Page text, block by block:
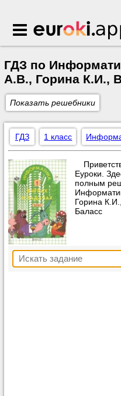
ГДЗ по
А.В., Горина К.И.,
Показать решебники
ГДЗ 1 класс
Еуроки.
полным
Горина
Баласс